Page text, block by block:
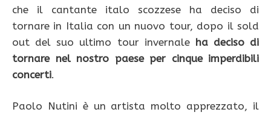
che il cantante italo scozzese ha deciso di
tornare in Italia con un nuovo tour, dopo il sold
out del suo ultimo tour invernale ha deciso di
tornare nel nostro paese per cinque imperdibili
concerti.
Paolo Nutini è un artista molto apprezzato, il